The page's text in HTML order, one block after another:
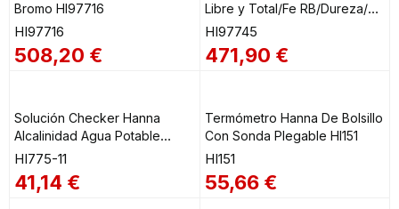
Bromo HI97716
HI97716
508,20 €
Libre y Total/Fe RB/Dureza/pH
HI97745
HI97745
471,90 €
Solución Checker Hanna
Alcalinidad Agua Potable
HI775-11
HI775-11
41,14 €
Termómetro Hanna De Bolsillo
Con Sonda Plegable HI151
HI151
55,66 €